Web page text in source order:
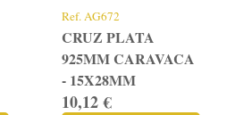
Ref.AG672
CRUZ PLATA
925MM CARAVACA
- 15X28MM
10,12 €